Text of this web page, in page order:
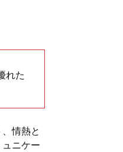
れた
情熱と
ニケー